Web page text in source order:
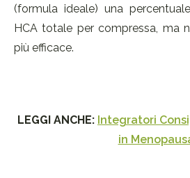
(formula ideale) una
HCA totale per compressa, ma
più efficace.
LEGGI ANCHE: Integratori
in